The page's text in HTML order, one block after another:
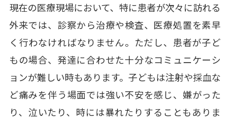
現在の医療現場において、特に患者が次々に訪れる
外来では、診察から治療や検査、医療処置を素早
く行わなければなりません。ただし、患者が子ど
もの場合、発達に合わせた十分なコミュニケーシ
ョンが難しい時もあります。子どもは注射や採血な
ど痛みを伴う場面では強い不安を感じ、嫌がった
り、泣いたり、時には暴れたりすることもありま